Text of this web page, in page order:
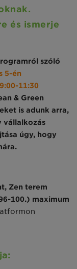
és ismerje
szóló
5-én
11:30
& Green
is adunk arra,
vállalkozás
úgy, hogy
Zen terem
100.) maximum